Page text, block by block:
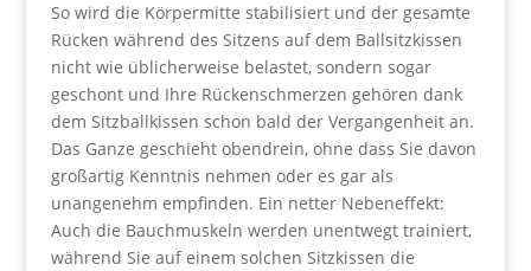
So wird die Körpermitte stabilisiert und der gesamte
Rücken während des Sitzens auf dem Ballsitzkissen
nicht wie üblicherweise belastet, sondern sogar
geschont und Ihre Rückenschmerzen gehören dank
dem Sitzballkissen schon bald der Vergangenheit an.
Das Ganze geschieht obendrein, ohne dass Sie davon
großartig Kenntnis nehmen oder es gar als
unangenehm empfinden. Ein netter Nebeneffekt:
Auch die Bauchmuskeln werden unentwegt trainiert,
während Sie auf einem solchen Sitzkissen die